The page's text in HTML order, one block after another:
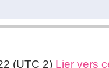
(UTC 2) Lier vers